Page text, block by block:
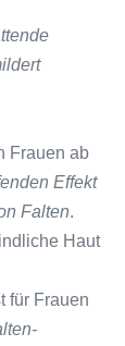
Frauen ab
Effekt
Falten.
Haut
für Frauen